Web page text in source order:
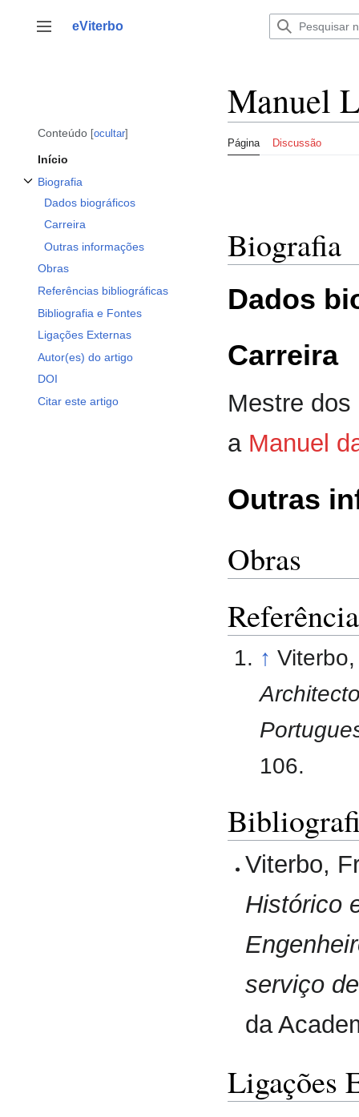
para
Alternar barra lateral
eViterbo
Conteúdo ocultar
Início
Biografia
Dados biográficos
Carreira
Outras informações
Obras
Referências bibliográficas
Bibliografia e Fontes
Ligações Externas
Autor(es) do artigo
DOI
Citar este artigo
Manuel
Página Discussão
Biografia
Dados
Carreira
Mestre
a Manuel
Outras
Obras
↑
106.
Viterbo,
Histórico
serviço
da
Ligações